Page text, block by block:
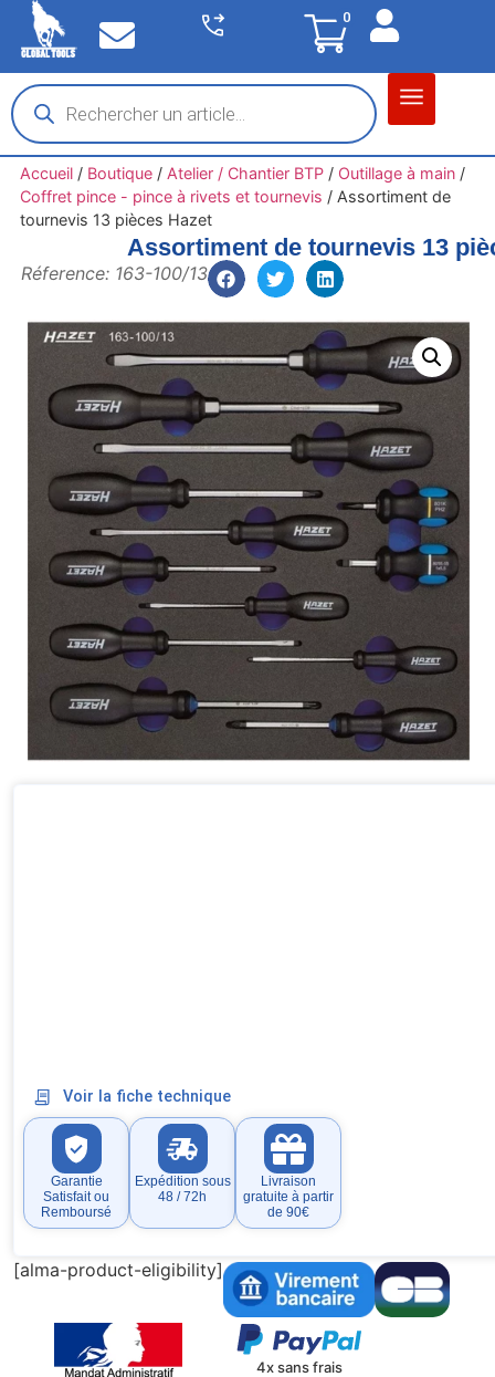
0
Accueil/ Boutique/ Atelier / Chantier BTP/ Outillage à main/
Coffret pince - pince à rivets et tournevis / Assortiment de
tournevis 13 pièces Hazet
Assortiment de tournevis 13
Réference: 163-100/13
Voir la fiche technique
Garantie
Satisfait ou
Remboursé
Expédition sous
48 / 72h
Livraison
gratuite à partir
de 90€
[alma-product-eligibility]
4x sans frais